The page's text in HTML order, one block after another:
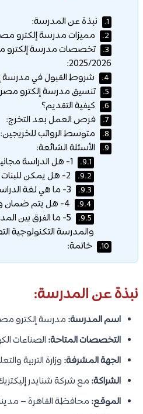
1. نبذة عن المدرسة:
2. مميزات مدرسة إلكترو
3.
تخصصات مدرسة إلكترو
2025/2026:
4. شروط القبول في مدرسة
5. تنسيق مدرسة إلكترو مصر 2025/2026:
6. كيفية التقديم؟
7. فرص العمل بعد التخرج:
8. متوسط الرواتب للخريجين:
9. الأسئلة الشائعة:
9.1.
9.2.
9.3.
9.4.
9.5.
5- ما الفرق بين
والمدرسة التكنولوجية
10. خاتمة:
نبذة عن المدرسة:
اسم المدرسة: مدرسة إلكترو
التخصصات المتاحة: الصناعات
الجهة المشرفة: وزارة التربية
الشراكة: مع شركة شنايدر
الموقع: محافظة القاهرة –